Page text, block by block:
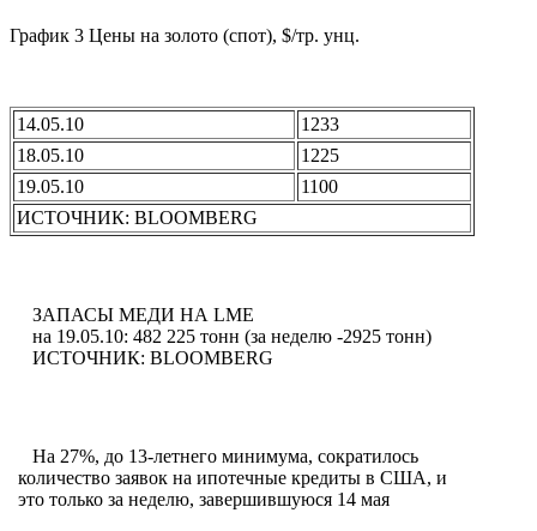
График 3 Цены на золото (спот), $/тр. унц.
14.05.10
1233
18.05.10
1225
19.05.10
1100
ИСТОЧНИК: BLOOMBERG
ЗАПАСЫ МЕДИ НА LME
на 19.05.10: 482 225 тонн (за неделю -2925 тонн)
ИСТОЧНИК: BLOOMBERG
На 27%, до 13-летнего минимума, сократилось
количество заявок на ипотечные кредиты в США, и
это только за неделю, завершившуюся 14 мая